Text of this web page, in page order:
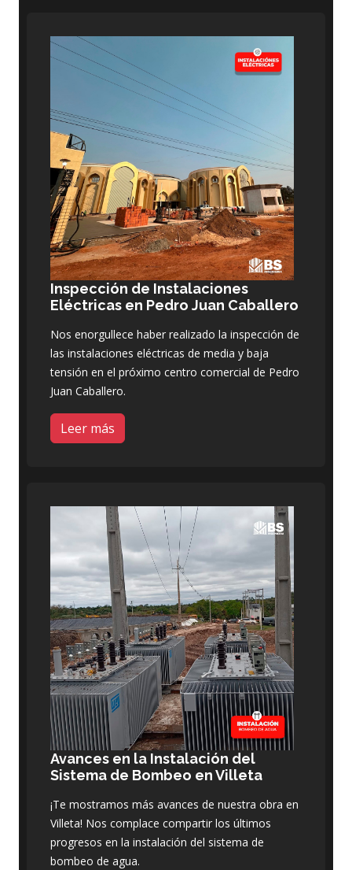
Inspección de Instalaciones
Eléctricas en Pedro Juan Caballero
Nos enorgullece haber realizado la inspección de
las instalaciones eléctricas de media y baja
tensión en el próximo centro comercial de Pedro
Juan Caballero.
Leer más
Avances en la Instalación del
Sistema de Bombeo en Villeta
¡Te mostramos más avances de nuestra obra en
Villeta! Nos complace compartir los últimos
progresos en la instalación del sistema de
bombeo de agua.